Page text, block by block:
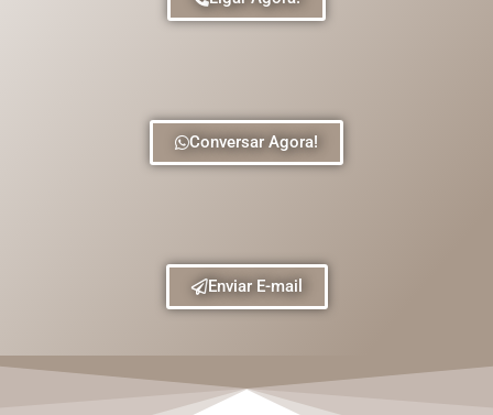
Conversar Agora!
Enviar E-mail